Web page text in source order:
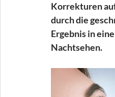
Korrekturen
durch die
Ergebnis in
Nachtsehen.